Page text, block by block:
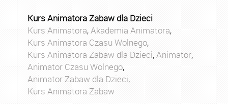
Kurs Animatora Zabaw dla Dzieci
Kurs Animatora,Akademia Animatora,
Kurs Animatora Czasu Wolnego,
Kurs Animatora Zabaw dla Dzieci,Animator,
Animator Czasu Wolnego,
Animator Zabaw dla Dzieci,
Kurs Animatora Zabaw